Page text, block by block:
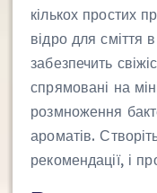
кількох простих
відро для сміття
забезпечить
спрямовані на
розмноження
ароматів.
рекомендації, і